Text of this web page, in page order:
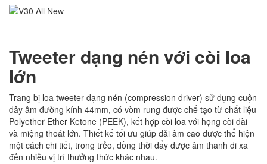
Tweeter dạng nén với còi loa
lớn
Trang bị loa tweeter dạng nén (compression driver) sử dụng cuộn
dây âm đường kính 44mm, có vòm rung được chế tạo từ chất liệu
Polyether Ether Ketone (PEEK), kết hợp còi loa với họng còi dài
và miệng thoát lớn. Thiết kế tối ưu giúp dải âm cao được thể hiện
một cách chi tiết, trong trẻo, đồng thời đẩy được âm thanh đi xa
đến nhiều vị trí thưởng thức khác nhau.